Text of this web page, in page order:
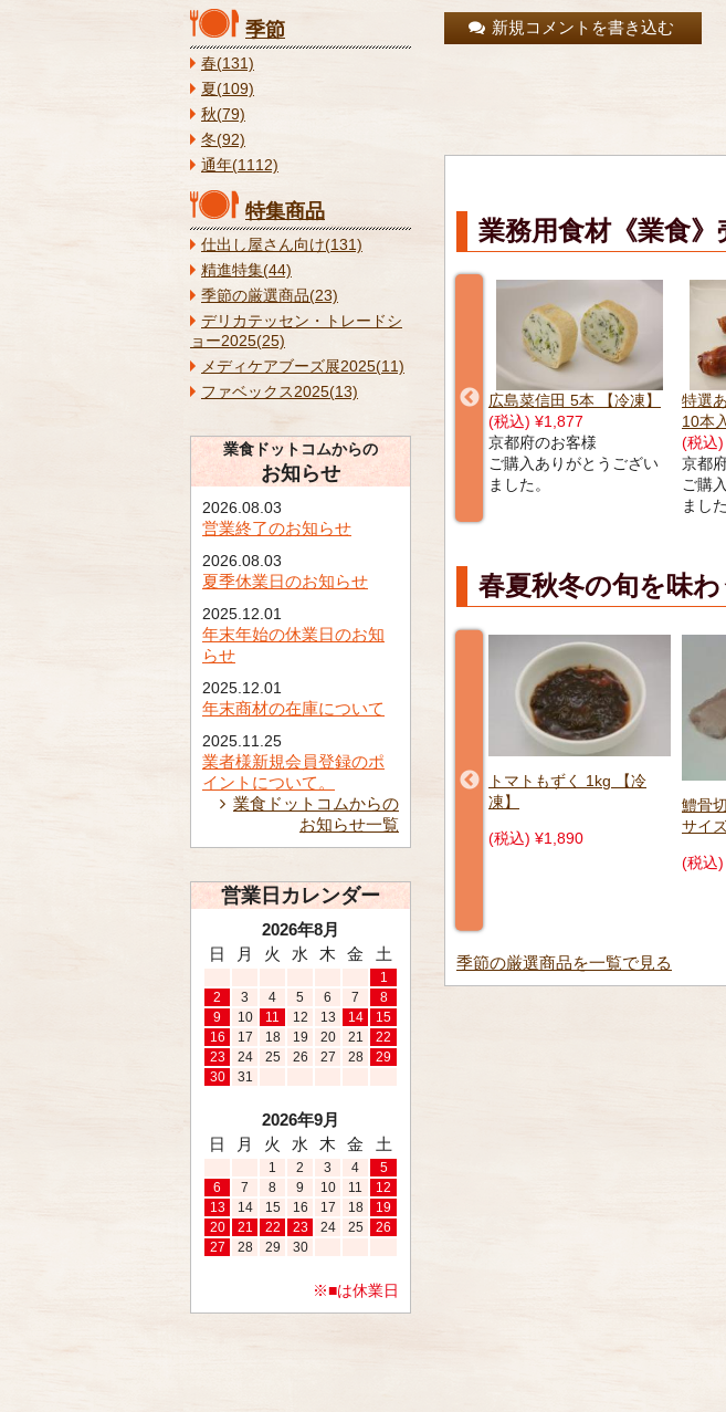
新規コメントを書き込む
業務用食材《業食》
角あげ15g 1kg 【冷凍】
福岡県のお客様
ご購入ありがとうござい
広島菜信田 5本 【冷凍】
京都府のお客様
ご購入ありがとうござい
ました。
特選あなご八幡巻(細巻)
10本入 【冷凍】
(税込) ¥3,105
京都府のお客様
ご購入ありがとうござい
笹巻
【冷凍
(税込
京都
ご購
ました
春夏秋冬の旬を味
くず餅(ぶどう) 20g 20個
トマトもずく 1kg 【冷
凍】
(税込) ¥1,890
鱧骨切天ぷら用25〜35g/S
サイズ 【冷凍】
すり
豆
(税込
季節の厳選商品を一覧で見る
季節
春(131)
夏(109)
秋(79)
冬(92)
通年(1112)
特集商品
仕出し屋さん向け(131)
精進特集(44)
季節の厳選商品(23)
デリカテッセン・トレードシ
ョー2025(25)
メディケアブーズ展2025(11)
ファベックス2025(13)
業食ドットコムからの
お知らせ
2026.08.03
営業終了のお知らせ
2026.08.03
夏季休業日のお知らせ
2025.12.01
年末年始の休業日のお知
らせ
2025.12.01
年末商材の在庫について
2025.11.25
業者様新規会員登録のポ
イントについて。
業食ドットコムからの
お知らせ一覧
営業日カレンダー
2026年8月
日
月 火 水 木 金 土
1
2
3 4 5 6 7
8
9
10 11 12 13 14
15
16
17 18 19 20 21
22
23
24 25 26 27 28
29
30
31
2026年9月
日
月 火 水 木 金 土
1 2 3 4
5
6
7 8 9 10 11
12
13
14 15 16 17 18
19
20
21 22 23 24 25
26
27
28 29 30
※■は休業日